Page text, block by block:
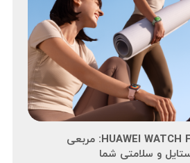
ساعت هوشمند HUAWEI WATCH FIT 3: مربعی
و سلامتی شما